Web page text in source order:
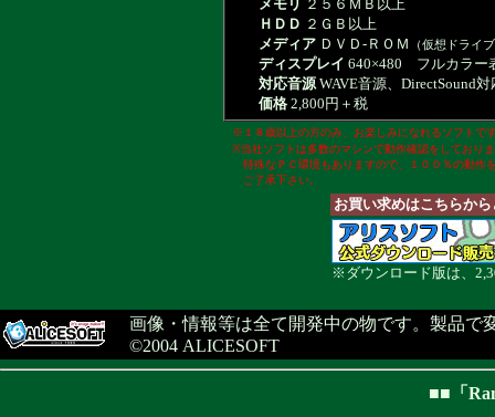
メモリ ２５６ＭＢ以上
ＨＤＤ ２ＧＢ以上
メディア ＤＶＤ-ＲＯＭ （仮想ドライ
ディスプレイ 640×480 フルカラー
対応音源WAVE音源、DirectSound
価格 2,800円＋税
※１８歳以上の方のみ、お楽しみになれるソフトで
※当社ソフトは多数のマシンで動作確認をしており
特殊なＰＣ環境もありますので、１００％の動作
ご了承下さい。
お買い求めはこちらか
※ダウンロード版は、
画像・情報等は全て開発中の物です。製品で
©2004 ALICESOFT
■■「